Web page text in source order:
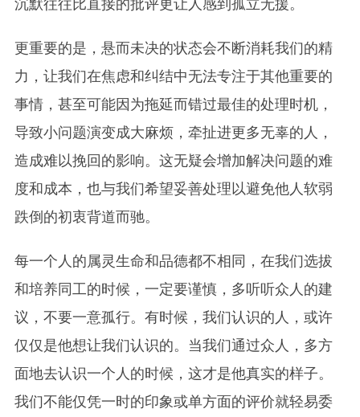
沉默往往比直接的批评更让人感到孤立无援。
更重要的是，悬而未决的状态会不断消耗我们的精
力，让我们在焦虑和纠结中无法专注于其他重要的
事情，甚至可能因为拖延而错过最佳的处理时机，
导致小问题演变成大麻烦，牵扯进更多无辜的人，
造成难以挽回的影响。这无疑会增加解决问题的难
度和成本，也与我们希望妥善处理以避免他人软弱
跌倒的初衷背道而驰。
每一个人的属灵生命和品德都不相同，在我们选拔
和培养同工的时候，一定要谨慎，多听听众人的建
议，不要一意孤行。有时候，我们认识的人，或许
仅仅是他想让我们认识的。当我们通过众人，多方
面地去认识一个人的时候，这才是他真实的样子。
我们不能仅凭一时的印象或单方面的评价就轻易委